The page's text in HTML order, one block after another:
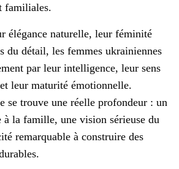
familiales.
élégance naturelle, leur féminité
du détail, les femmes ukrainiennes
par leur intelligence, leur sens
leur maturité émotionnelle.
se trouve une réelle profondeur : un
à la famille, une vision sérieuse du
remarquable à construire des